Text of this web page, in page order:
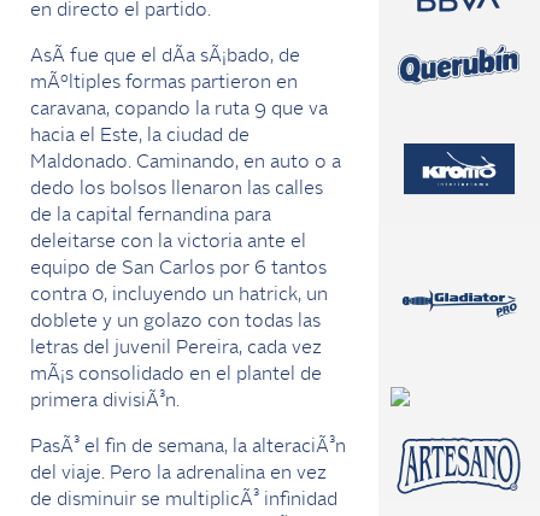
en directo el partido.
AsÃ­ fue que el dÃ­a sÃ¡bado, de
mÃºltiples formas partieron en
caravana, copando la ruta 9 que va
hacia el Este, la ciudad de
Maldonado. Caminando, en auto o a
dedo los bolsos llenaron las calles
de la capital fernandina para
deleitarse con la victoria ante el
equipo de San Carlos por 6 tantos
contra 0, incluyendo un hatrick, un
doblete y un golazo con todas las
letras del juvenil Pereira, cada vez
mÃ¡s consolidado en el plantel de
primera divisiÃ³n.
PasÃ³ el fin de semana, la alteraciÃ³n
del viaje. Pero la adrenalina en vez
de disminuir se multiplicÃ³ infinidad